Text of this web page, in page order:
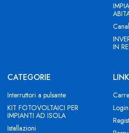
IN
CATEGORIE
Interruttori a pulsante
KIT FOTOVOLTAICI PER
IMPIANTI AD ISOLA
Istallazioni
Login